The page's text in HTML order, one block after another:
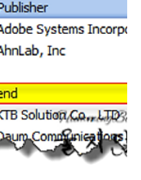
습니다. [생성 폴더 / 파일
사용자 계
:: 시작 프로그